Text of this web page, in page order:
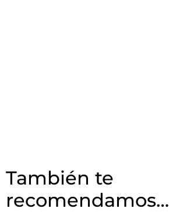
También te
recomendamos…